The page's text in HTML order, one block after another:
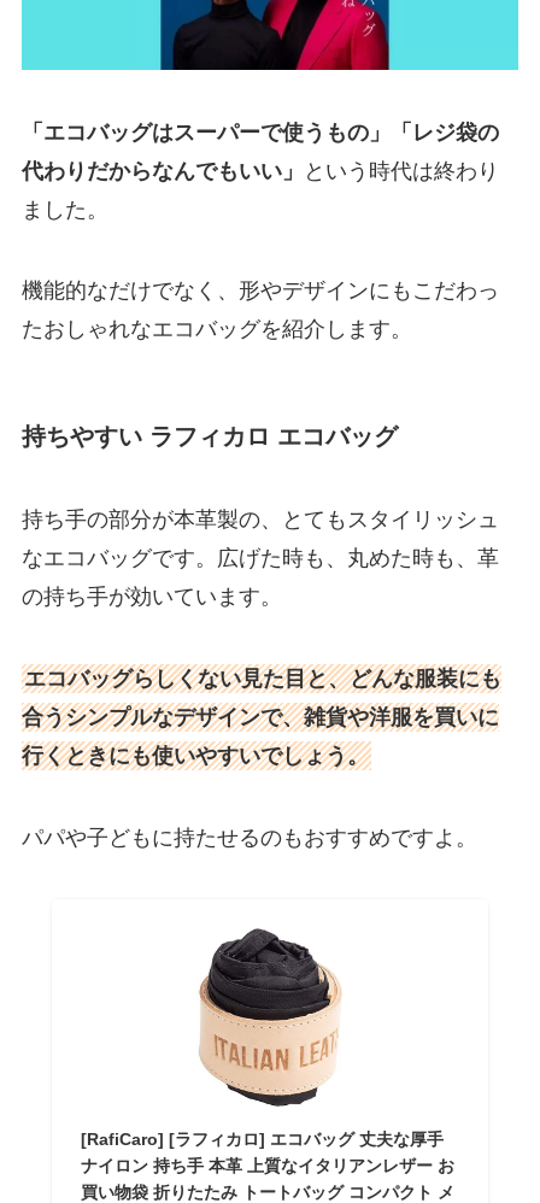
「エコバッグはスーパーで使うもの」「レジ袋の
代わりだからなんでもいい」
という時代は終わり
ました。
機能的なだけでなく、形やデザインにもこだわっ
たおしゃれなエコバッグを紹介します。
持ちやすい ラフィカロ エコバッグ
持ち手の部分が本革製の、とてもスタイリッシュ
なエコバッグです。広げた時も、丸めた時も、革
の持ち手が効いています。
エコバッグらしくない見た目と、どんな服装にも
合うシンプルなデザインで、雑貨や洋服を買いに
行くときにも使いやすいでしょう。
パパや子どもに持たせるのもおすすめですよ。
[RafiCaro] [ラフィカロ] エコバッグ 丈夫な厚手
ナイロン 持ち手 本革 上質なイタリアンレザー お
買い物袋 折りたたみ トートバッグ コンパクト メ